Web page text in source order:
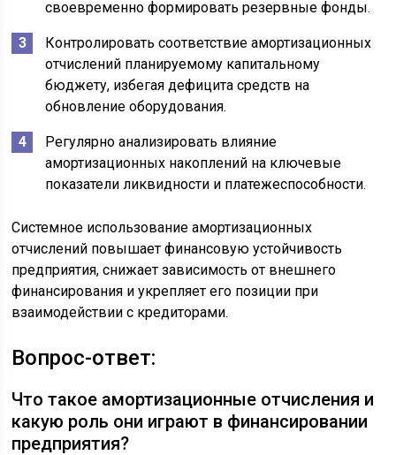
своевременно формировать резервные фонды.
Контролировать соответствие амортизационных
отчислений планируемому капитальному
бюджету, избегая дефицита средств на
обновление оборудования.
Регулярно анализировать влияние
амортизационных накоплений на ключевые
показатели ликвидности и платежеспособности.
Системное использование амортизационных
отчислений повышает финансовую устойчивость
предприятия, снижает зависимость от внешнего
финансирования и укрепляет его позиции при
взаимодействии с кредиторами.
Вопрос-ответ:
Что такое амортизационные отчисления и
какую роль они играют в финансировании
предприятия?